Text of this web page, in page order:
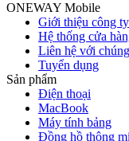
ONEWAY Mobile
Giới thiệu công ty
Hệ thống cửa
Liên hệ với
Tuyển dụng
Sản phẩm
Điện thoại
MacBook
Máy tính bảng
Đồng hồ thông